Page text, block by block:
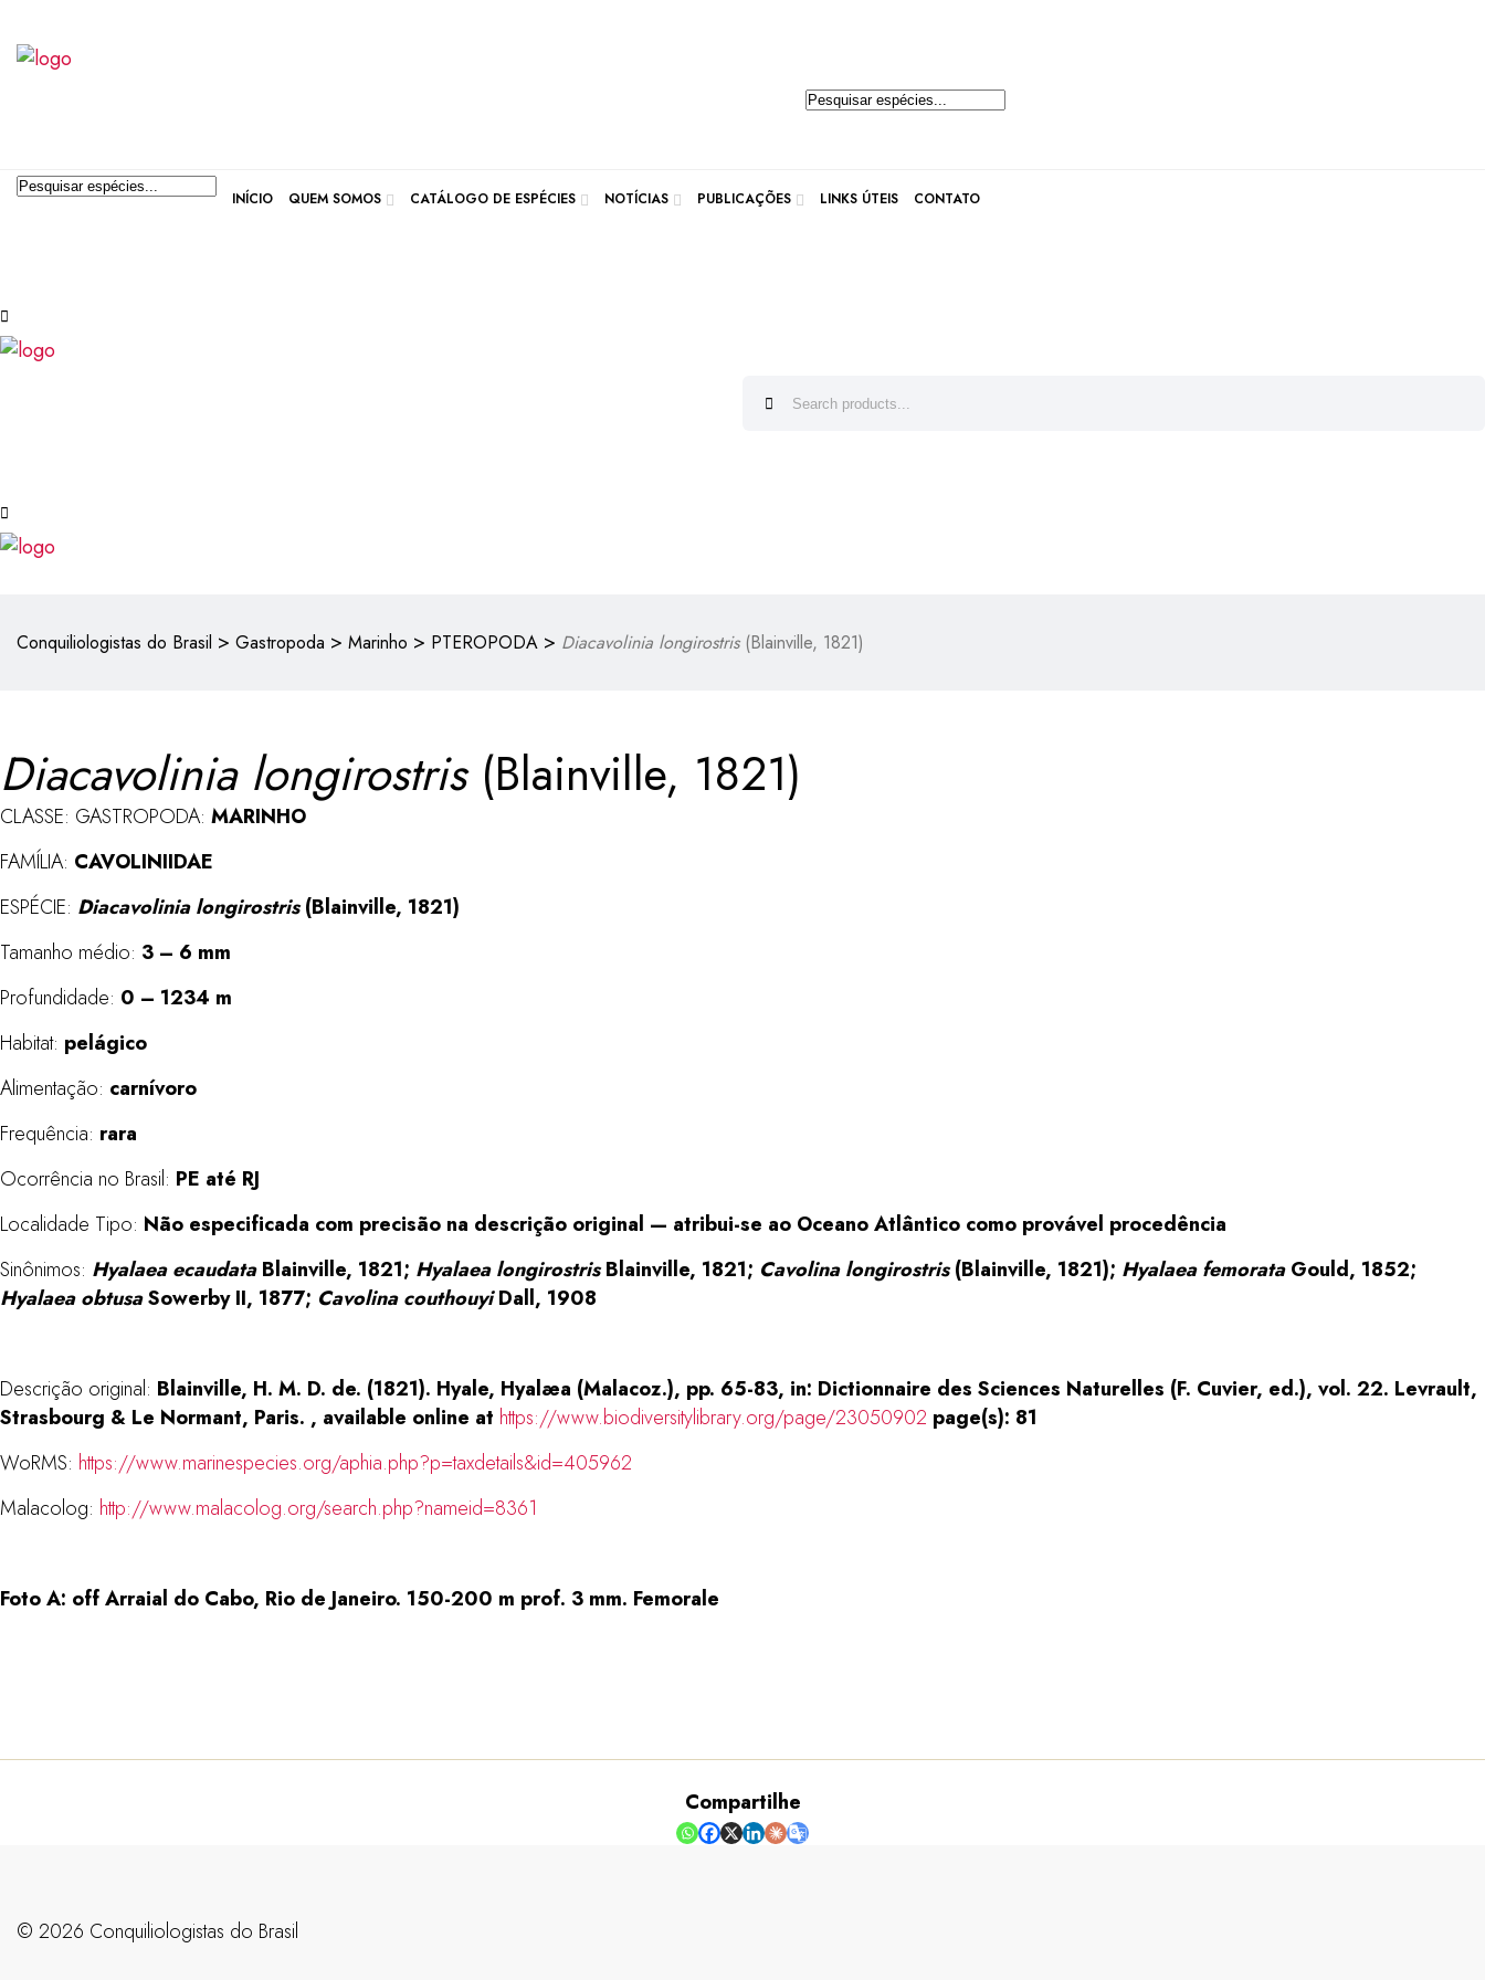
Pesquisar
Pesquisar produtos
INÍCIO QUEM SOMOS CATÁLOGO DE ESPÉCIES NOTÍCIAS PUBLICAÇÕES LINKS ÚTEIS CONTATO
Conquiliologistas do Brasil > Gastropoda > Marinho > PTEROPODA > Diacavolinia longirostris(Blainville, 1821)
Diacavolinia longirostris(Blainville, 1821)
CLASSE: GASTROPODA: MARINHO
FAMÍLIA: CAVOLINIIDAE
ESPÉCIE: Diacavolinia longirostris(Blainville, 1821)
Tamanho médio: 3 – 6 mm
Profundidade: 0 – 1234 m
Habitat: pelágico
Alimentação: carnívoro
Frequência: rara
Ocorrência no Brasil: PE até RJ
Localidade Tipo: Não especificada com precisão na descrição original — atribui-se ao Oceano Atlântico como provável procedência
Sinônimos: Hyalaea ecaudataBlainville, 1821; Hyalaea longirostrisBlainville, 1821; Cavolina longirostris(Blainville, 1821); Hyalaea femorataGould, 1852;
Hyalaea obtusaSowerby II, 1877; Cavolina couthouyiDall, 1908
Descrição original: Blainville, H. M. D. de. (1821). Hyale, Hyalæa (Malacoz.), pp. 65-83, in: Dictionnaire des Sciences Naturelles (F. Cuvier, ed.), vol. 22. Levrault,
Strasbourg & Le Normant, Paris. , available online at https://www.biodiversitylibrary.org/page/23050902 page(s): 81
WoRMS: https://www.marinespecies.org/aphia.php?p=taxdetails&id=405962
Malacolog: http://www.malacolog.org/search.php?nameid=8361
Foto A: off Arraial do Cabo, Rio de Janeiro. 150-200 m prof. 3 mm. Femorale
Compartilhe
©️ 2026 Conquiliologistas do Brasil